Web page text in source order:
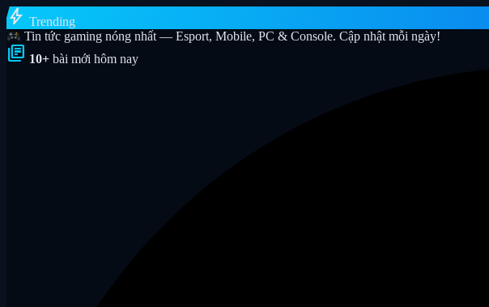
bolt Trending
Tin tức gaming nóng nhất — Esport, Mobile, PC & Console. Cập nhật mỗi ngày!
library_books 10+ bài mới hôm nay